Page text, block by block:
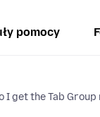
pomocy
I get the Tab Group